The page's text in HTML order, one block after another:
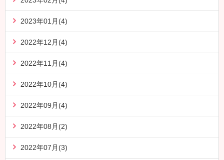
2023年01月(4)
2022年12月(4)
2022年11月(4)
2022年10月(4)
2022年09月(4)
2022年08月(2)
2022年07月(3)